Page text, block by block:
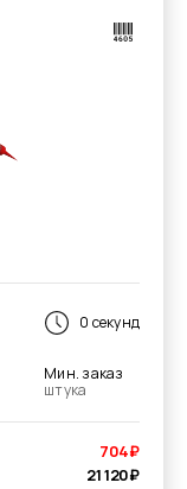
0 секунд
Мин. заказ
штука
704₽
21 120₽